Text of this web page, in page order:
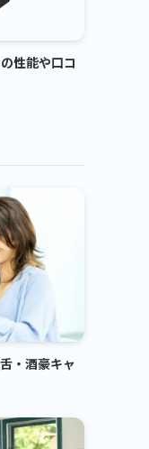
性能や口コ
・酒豪キャ